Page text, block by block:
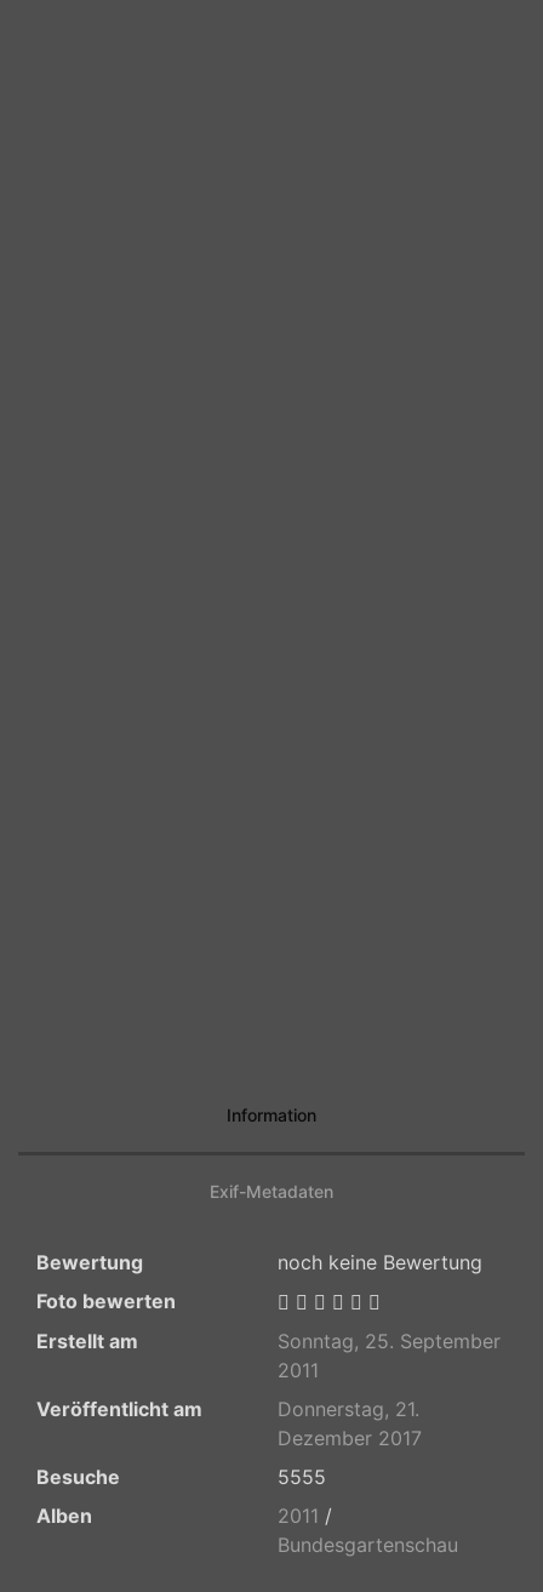
Information
Exif-Metadaten
Bewertung
noch keine Bewertung
Foto bewerten
Erstellt am
Sonntag, 25. September
2011
Veröffentlicht am
Donnerstag, 21.
Dezember 2017
Besuche
5555
Alben
2011 /
Bundesgartenschau